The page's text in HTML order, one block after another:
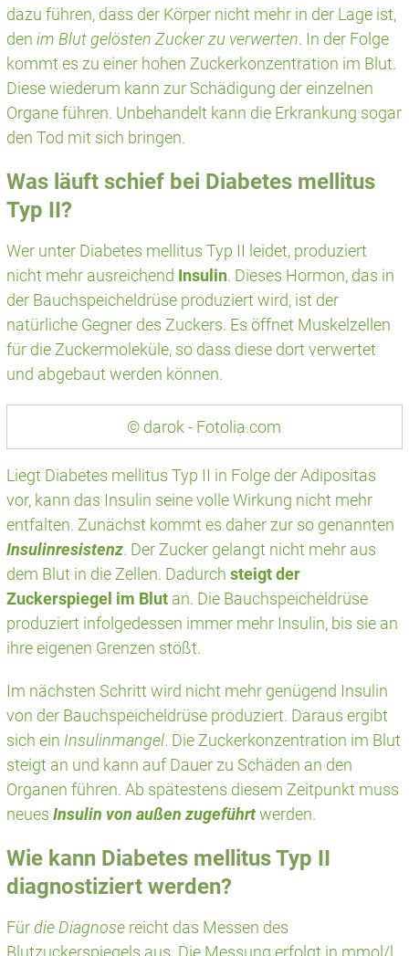
dazu führen, dass der Körper nicht mehr in der Lage ist,
den im Blut gelösten Zucker zu verwerten. In der Folge
kommt es zu einer hohen Zuckerkonzentration im Blut.
Diese wiederum kann zur Schädigung der einzelnen
Organe führen. Unbehandelt kann die Erkrankung sogar
den Tod mit sich bringen.
Was läuft schief bei Diabetes mellitus
Typ II?
Wer unter Diabetes mellitus Typ II leidet, produziert
nicht mehr ausreichend Insulin. Dieses Hormon, das in
der Bauchspeicheldrüse produziert wird, ist der
natürliche Gegner des Zuckers. Es öffnet Muskelzellen
für die Zuckermoleküle, so dass diese dort verwertet
und abgebaut werden können.
© darok - Fotolia.com
Liegt Diabetes mellitus Typ II in Folge der Adipositas
vor, kann das Insulin seine volle Wirkung nicht mehr
entfalten. Zunächst kommt es daher zur so genannten
Insulinresistenz. Der Zucker gelangt nicht mehr aus
dem Blut in die Zellen. Dadurch steigt der
Zuckerspiegel im Blutan. Die Bauchspeicheldrüse
produziert infolgedessen immer mehr Insulin, bis sie an
ihre eigenen Grenzen stößt.
Im nächsten Schritt wird nicht mehr genügend Insulin
von der Bauchspeicheldrüse produziert. Daraus ergibt
sich ein Insulinmangel. Die Zuckerkonzentration im Blut
steigt an und kann auf Dauer zu Schäden an den
Organen führen. Ab spätestens diesem Zeitpunkt muss
neues Insulin von außen zugeführtwerden.
Wie kann Diabetes mellitus Typ II
diagnostiziert werden?
Fürdie Diagnosereicht das Messen des
Blutzuckerspiegels aus. Die Messung erfolgt in mmol/l